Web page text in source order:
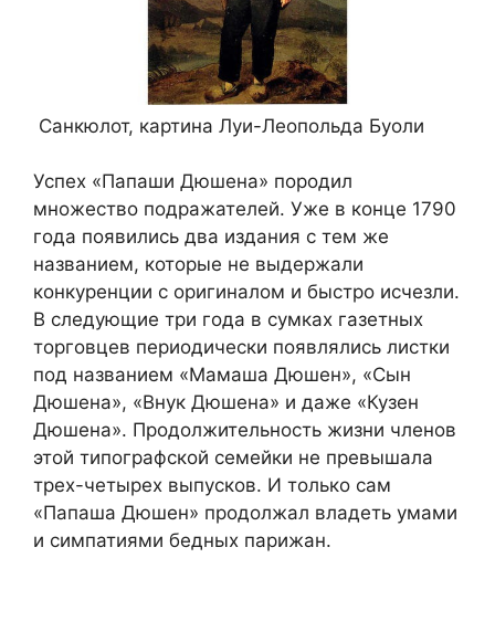
Санкюлот, картина Луи-Леопольда Буоли
Успех «Папаши Дюшена» породил
множество подражателей. Уже в конце 1790
года появились два издания с тем же
названием, которые не выдержали
конкуренции с оригиналом и быстро исчезли.
В следующие три года в сумках газетных
торговцев периодически появлялись листки
под названием «Мамаша Дюшен», «Сын
Дюшена», «Внук Дюшена» и даже «Кузен
Дюшена». Продолжительность жизни членов
этой типографской семейки не превышала
трех-четырех выпусков. И только сам
«Папаша Дюшен» продолжал владеть умами
и симпатиями бедных парижан.